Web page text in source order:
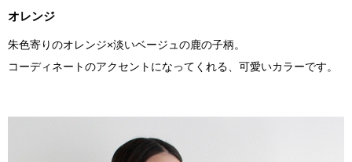
オレンジ
朱色寄りのオレンジ×淡いベージュの鹿の子柄。
コーディネートのアクセントになってくれる、可愛いカラーです。